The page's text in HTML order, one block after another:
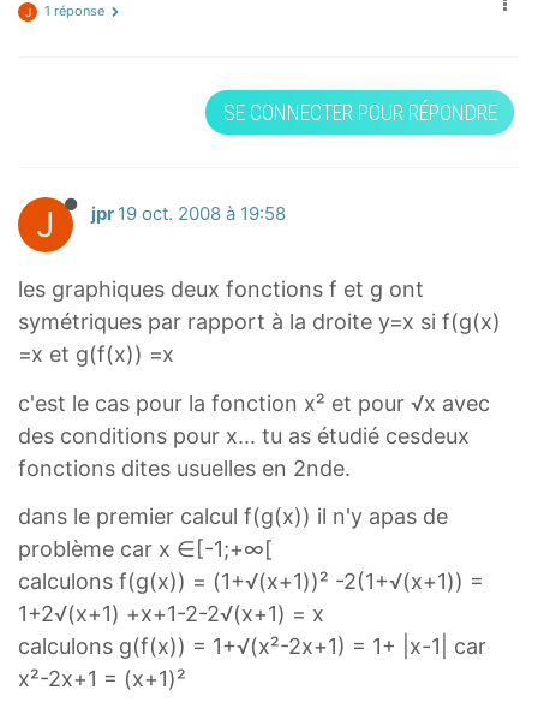
J 1 réponse
SE CONNECTER POUR RÉPONDRE
J jpr 19 oct. 2008 à 19:58
les graphiques deux fonctions f et g ont
symétriques par rapport à la droite y=x si f(g(x)
=x et g(f(x)) =x
c'est le cas pour la fonction x² et pour √x avec
des conditions pour x... tu as étudié cesdeux
fonctions dites usuelles en 2nde.
dans le premier calcul f(g(x)) il n'y apas de
problème car x ∈[-1;+∞[
calculons f(g(x)) = (1+√(x+1))² -2(1+√(x+1)) =
1+2√(x+1) +x+1-2-2√(x+1) = x
calculons g(f(x)) = 1+√(x²-2x+1) = 1+ |x-1| car
x²-2x+1 = (x+1)²